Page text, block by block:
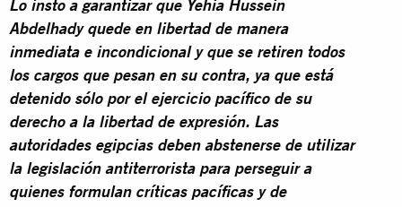
Lo insto a garantizar que Yehia Hussein
Abdelhady quede en libertad de manera
inmediata e incondicional y que se retiren todos
los cargos que pesan en su contra, ya que está
detenido sólo por el ejercicio pacífico de su
derecho a la libertad de expresión. Las
autoridades egipcias deben abstenerse de utilizar
la legislación antiterrorista para perseguir a
quienes formulan críticas pacíficas y de